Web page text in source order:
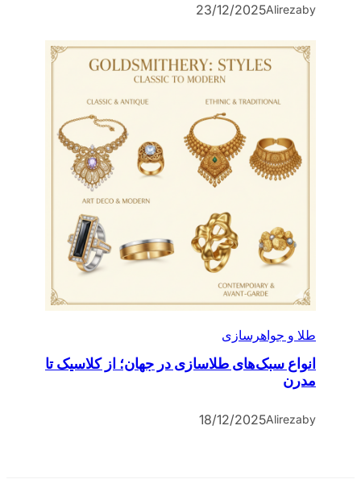
by
Alireza
23/12/2025
طلا و جواهرسازی
انواع سبک‌های طلاسازی در جهان؛ از کلاسیک تا
مدرن
by
Alireza
18/12/2025